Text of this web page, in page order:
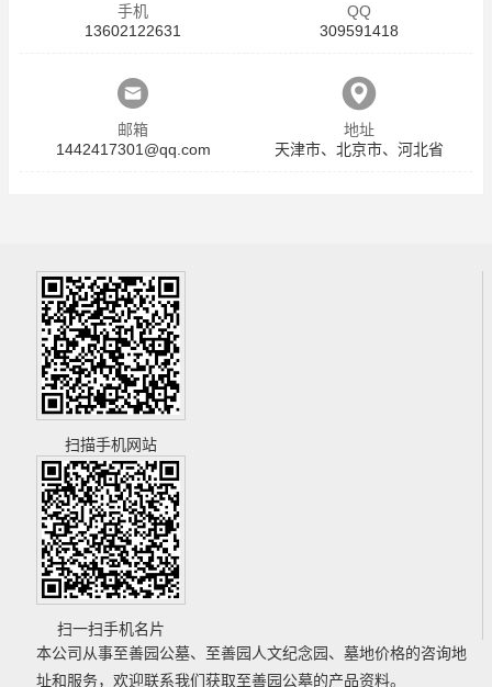
手机
13602122631
QQ
309591418
邮箱
1442417301@qq.com
地址
天津市、北京市、河北省
扫描手机网站
扫一扫手机名片
本公司从事至善园公墓、 至善园人文纪念园、 墓地价格的咨询地
址和服务，欢迎联系我们获取至善园公墓的产品资料。